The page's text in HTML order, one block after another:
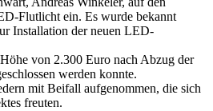
Flutlicht ein. Es wurde bekannt
Installation der neuen LED-
von 2.300 Euro nach Abzug der
werden konnte.
mit Beifall aufgenommen, die sich
freuten.